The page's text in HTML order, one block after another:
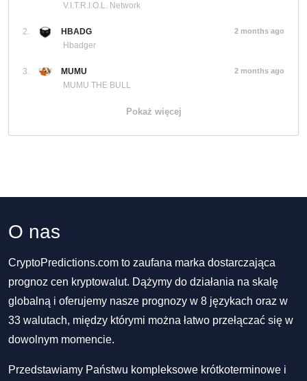
V.I.T.R.I.O.L. Network
2.
HBADG
Hbadger
2 months ago
3.
MUMU
MUMU THE BULL
2 months ago
Pokaż więcej
O nas
CryptoPredictions.com to zaufana marka dostarczająca
prognoz cen kryptowalut. Dążymy do działania na skalę
globalną i oferujemy nasze prognozy w 8 językach oraz w
33 walutach, między którymi można łatwo przełączać się w
dowolnym momencie.
Przedstawiamy Państwu kompleksowe krótkoterminowe i